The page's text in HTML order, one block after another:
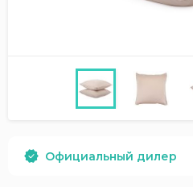
Официальный дилер